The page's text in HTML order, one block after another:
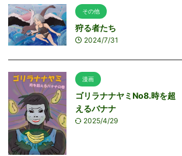
その他
狩る者たち
2024/7/31
漫画
ゴリラナナヤミNo8.時を超
えるバナナ
2025/4/29